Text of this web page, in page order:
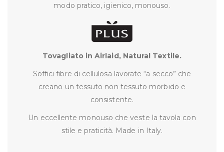
modo pratico, igienico, monouso.
Tovagliato in Airlaid, Natural Textile.
Soffici fibre di cellulosa lavorate “a secco” che
creano un tessuto non tessuto morbido e
consistente.
Un eccellente monouso che veste la tavola con
stile e praticità. Made in Italy.